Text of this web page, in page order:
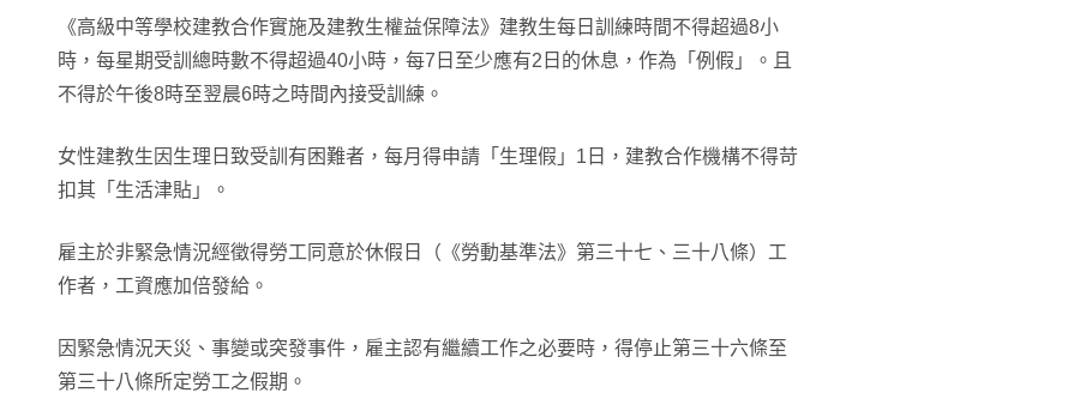
《高級中等學校建教合作實施及建教生權益保障法》建教生每日訓練時間不得超過8小
時，每星期受訓總時數不得超過40小時，每7日至少應有2日的休息，作為「例假」。且
不得於午後8時至翌晨6時之時間內接受訓練。
女性建教生因生理日致受訓有困難者，每月得申請「生理假」1日，建教合作機構不得苛
扣其「生活津貼」。
雇主於非緊急情況經徵得勞工同意於休假日（《勞動基準法》第三十七、三十八條）工
作者，工資應加倍發給。
因緊急情況天災、事變或突發事件，雇主認有繼續工作之必要時，得停止第三十六條至
第三十八條所定勞工之假期。